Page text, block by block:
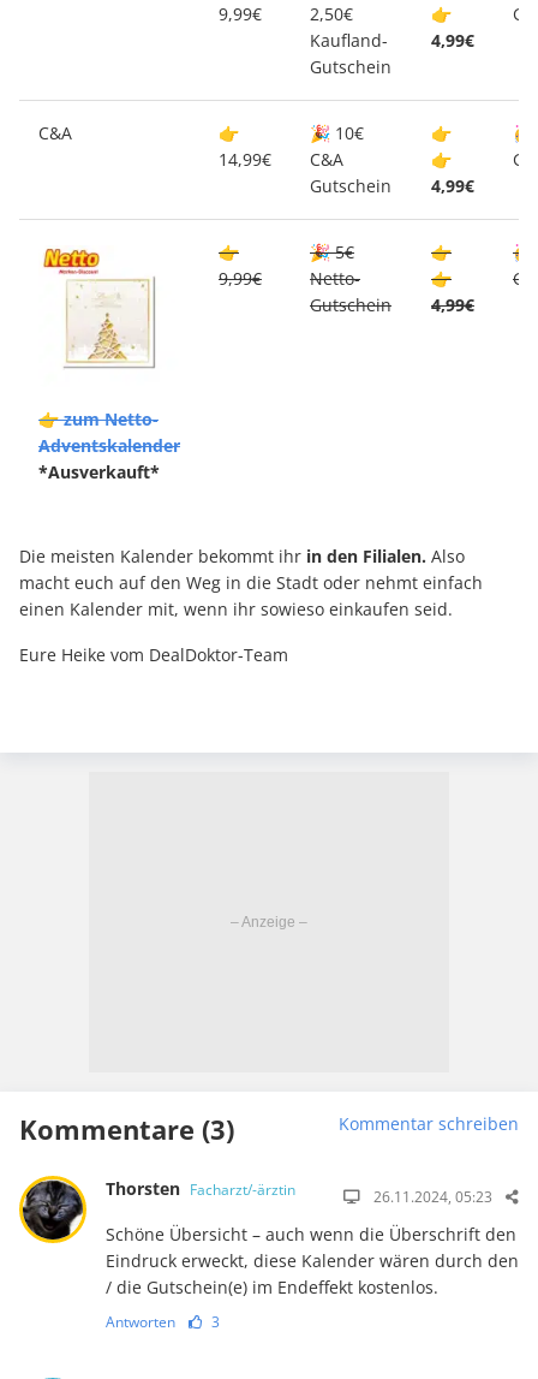
9,99€
2,50€
Kaufland-
Gutschein
👉
4,99€
C&A
👉
14,99€
🎉 10€
C&A
Gutschein
👉
👉
4,99€
🥳
👉 zum Netto-
Adventskalender
*Ausverkauft*
👉
9,99€
🎉 5€
Netto-
Gutschein
👉
👉
4,99€
🥳
Die meisten Kalender bekommt ihr in den Filialen. Also
macht euch auf den Weg in die Stadt oder nehmt einfach
einen Kalender mit, wenn ihr sowieso einkaufen seid.
Eure Heike vom DealDoktor-Team
Kommentare (3) Kommentar schreiben
Thorsten Facharzt/-ärztin 26.11.2024, 05:23
Schöne Übersicht – auch wenn die Überschrift den
Eindruck erweckt, diese Kalender wären durch den
/ die Gutschein(e) im Endeffekt kostenlos.
Antworten 3